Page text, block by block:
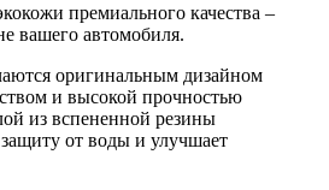
премиального качества –
вашего автомобиля.
оригинальным дизайном
и высокой прочностью
из вспененной резины
от воды и улучшает